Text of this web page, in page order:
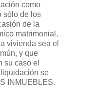
como
sólo de los
de la
matrimonial,
vivienda sea el
y que
su caso el
se
INMUEBLES.